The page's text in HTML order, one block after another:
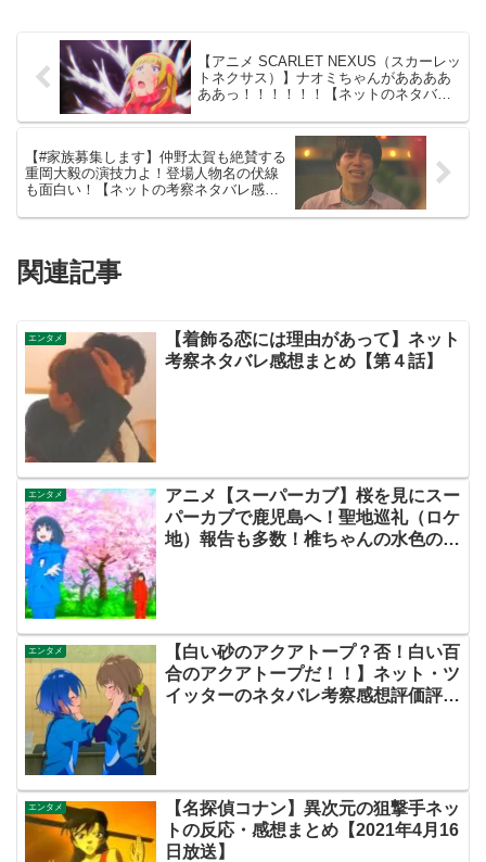
【アニメ SCARLET NEXUS（スカーレッ
トネクサス）】ナオミちゃんがああああ
ああっ！！！！！！【ネットのネタバレ
【#家族募集します】仲野太賀も絶賛する
重岡大毅の演技力よ！登場人物名の伏線
も面白い！【ネットの考察ネタバレ感想
関連記事
エンタメ
【着飾る恋には理由があって】ネット
考察ネタバレ感想まとめ【第４話】
エンタメ
アニメ【スーパーカブ】桜を見にスー
パーカブで鹿児島へ！聖地巡礼（ロケ
地）報告も多数！椎ちゃんの水色のリ
回】
エンタメ
【白い砂のアクアトープ？否！白い百
合のアクアトープだ！！】ネット・ツ
イッターのネタバレ考察感想評価評判
エンタメ
【名探偵コナン】異次元の狙撃手ネッ
トの反応・感想まとめ【2021年4月16
日放送】